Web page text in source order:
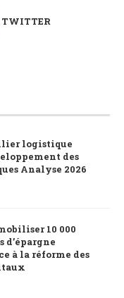
TWITTER
logistique
des
Analyse 2026
10 000
d’épargne
à la réforme des